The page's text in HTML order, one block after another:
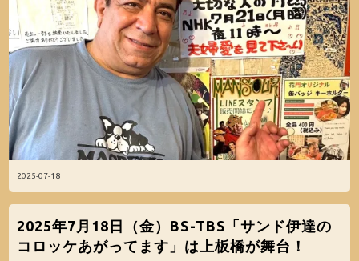
2025-07-18
2025年7月18日（金）BS-TBS「サンド伊達の
コロッケあがってます」は上板橋が舞台！